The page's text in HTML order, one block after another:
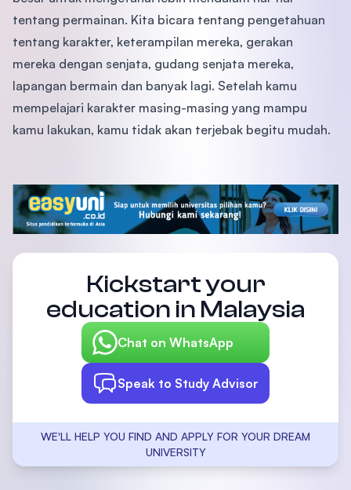
tentang permainan. Kita bicara tentang pengetahuan
tentang karakter, keterampilan mereka, gerakan
mereka dengan senjata, gudang senjata mereka,
lapangan bermain dan banyak lagi. Setelah kamu
mempelajari karakter masing-masing yang mampu
kamu lakukan, kamu tidak akan terjebak begitu mudah.
Kickstart your
education in Malaysia
Chat on WhatsApp
Speak to Study Advisor
WE'LL HELP YOU FIND AND APPLY FOR YOUR DREAM
UNIVERSITY